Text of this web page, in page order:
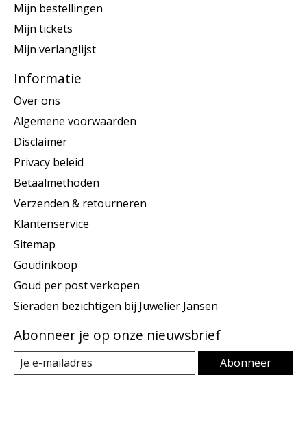
Mijn bestellingen
Mijn tickets
Mijn verlanglijst
Informatie
Over ons
Algemene voorwaarden
Disclaimer
Privacy beleid
Betaalmethoden
Verzenden & retourneren
Klantenservice
Sitemap
Goudinkoop
Goud per post verkopen
Sieraden bezichtigen bij Juwelier Jansen
Abonneer je op onze nieuwsbrief
Abonneer